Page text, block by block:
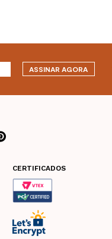
ASSINAR AGORA
CERTIFICADOS